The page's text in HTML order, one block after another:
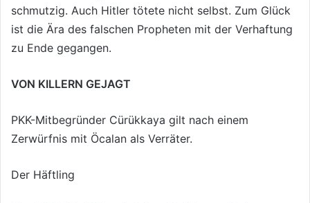
schmutzig. Auch Hitler tötete nicht selbst. Zum Glück
ist die Ära des falschen Propheten mit der Verhaftung
zu Ende gegangen.
VON KILLERN GEJAGT
PKK-Mitbegründer Cürükkaya gilt nach einem
Zerwürfnis mit Öcalan als Verräter.
Der Häftling